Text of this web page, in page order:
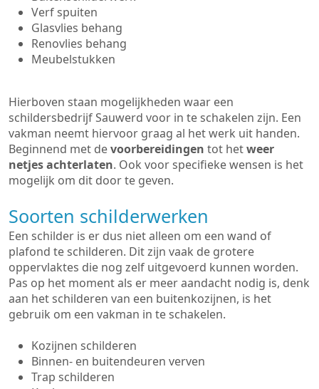
Verf spuiten
Glasvlies behang
Renovlies behang
Meubelstukken
Hierboven staan mogelijkheden waar een
schildersbedrijf Sauwerd voor in te schakelen zijn. Een
vakman neemt hiervoor graag al het werk uit handen.
Beginnend met devoorbereidingen tot hetweer
netjes achterlaten. Ook voor specifieke wensen is het
mogelijk om dit door te geven.
Soorten schilderwerken
Een schilder is er dus niet alleen om een wand of
plafond te schilderen. Dit zijn vaak de grotere
oppervlaktes die nog zelf uitgevoerd kunnen worden.
Pas op het moment als er meer aandacht nodig is, denk
aan het schilderen van een buitenkozijnen, is het
gebruik om een vakman in te schakelen.
Kozijnen schilderen
Binnen- en buitendeuren verven
Trap schilderen